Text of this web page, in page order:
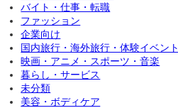
バイト・仕事・転職
ファッション
企業向け
国内旅行・海外旅行・体験イベント
映画・アニメ・スポーツ・音楽
暮らし・サービス
未分類
美容・ボディケア